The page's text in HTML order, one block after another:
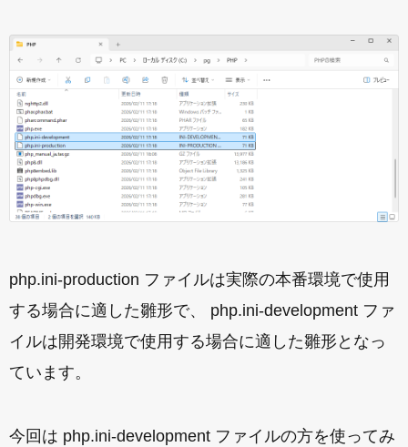
php.ini-production ファイルは実際の本番環境で使用
する場合に適した雛形で、 php.ini-development ファ
イルは開発環境で使用する場合に適した雛形となっ
ています。
今回は php.ini-development ファイルの方を使ってみ